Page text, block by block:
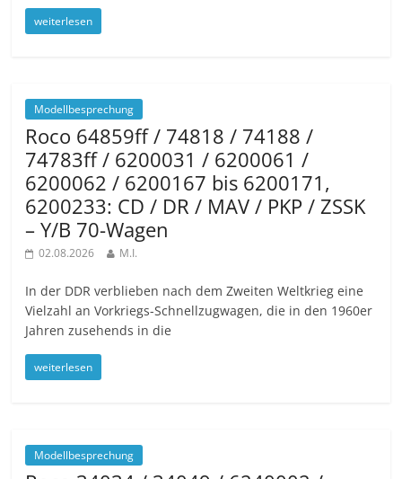
weiterlesen
Modellbesprechung
Roco 64859ff / 74818 / 74188 /
74783ff / 6200031 / 6200061 /
6200062 / 6200167 bis 6200171,
6200233: CD / DR / MAV / PKP / ZSSK
– Y/B 70-Wagen
02.08.2026 M.I.
In der DDR verblieben nach dem Zweiten Weltkrieg eine
Vielzahl an Vorkriegs-Schnellzugwagen, die in den 1960er
Jahren zusehends in die
weiterlesen
Modellbesprechung